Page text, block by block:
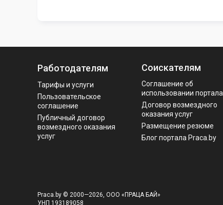
Работодателям
Тарифы и услуги
Пользовательское
соглашение
Публичный договор
возмездного оказания
услуг
Соискателям
Соглашение об
использовании портала
Договор возмездного
оказания услуг
Размещение резюме
Блог портала Praca.by
Praca.by © 2000—2026, ООО «ПРАЦА БАЙ»
УНП 193189058